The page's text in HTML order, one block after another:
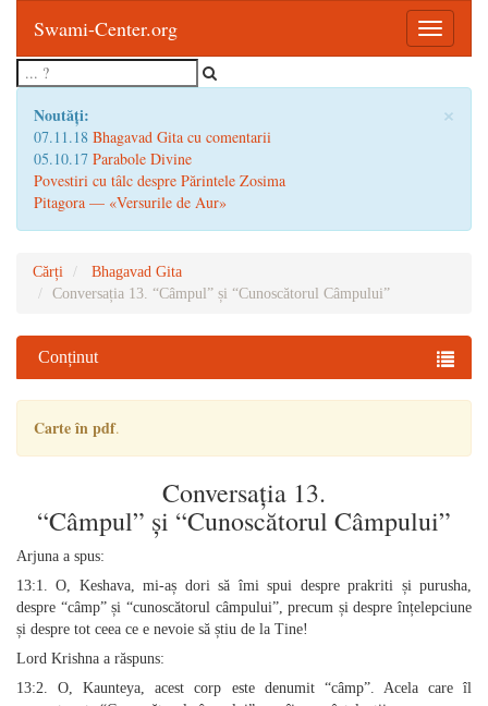
Toggle
Swami-Center.org
×
Noutăți:
07.11.18 Bhagavad Gita cu comentarii
05.10.17 Parabole Divine
Povestiri cu tâlc despre Părintele Zosima
Pitagora — «Versurile de Aur»
Cărți
Bhagavad Gita
Conversația 13. “Câmpul” și “Cunoscătorul Câmpului”
Conținut
Carte în pdf.
Conversația 13.
“Câmpul” și “Cunoscătorul Câmpului”
Arjuna a spus:
13:1. O, Keshava, mi-aș dori să îmi spui despre prakriti și purusha,
despre “câmp” și “cunoscătorul câmpului”, precum și despre înțelepciune
și despre tot ceea ce e nevoie să știu de la Tine!
Lord Krishna a răspuns:
13:2. O, Kaunteya, acest corp este denumit “câmp”. Acela care îl